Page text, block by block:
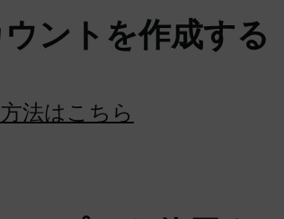
ントを作成する
法はこちら